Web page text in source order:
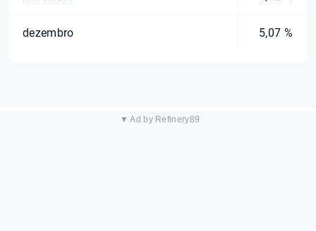
dezembro 5,07 %
▼ Ad by Refinery89